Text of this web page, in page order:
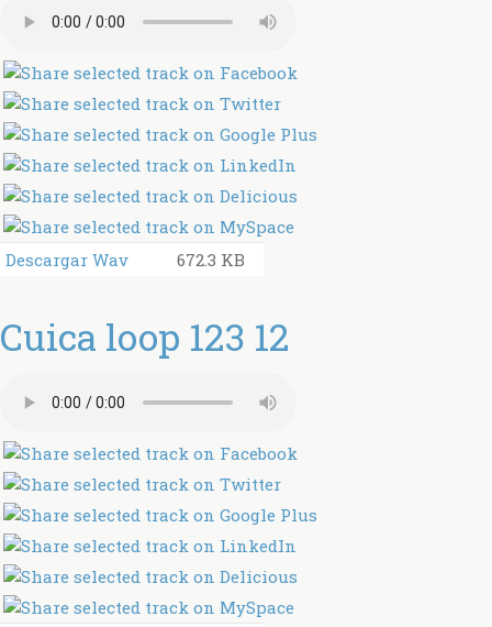
Descargar Wav 672.3 KB
Cuica loop 123 12